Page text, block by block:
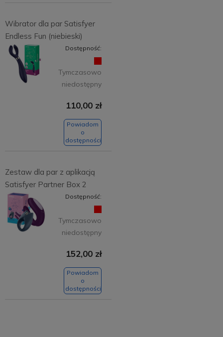
Wibrator dla par Satisfyer
Endless Fun (niebieski)
Dostępność:
Tymczasowo
niedostępny
110,00 zł
Powiadom
o
dostępności
Zestaw dla par z aplikacją
Satisfyer Partner Box 2
Dostępność:
Tymczasowo
niedostępny
152,00 zł
Powiadom
o
dostępności